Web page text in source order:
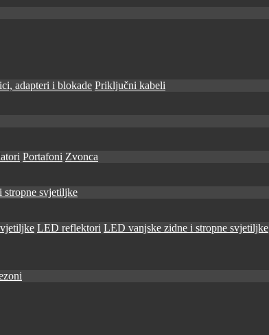
adapteri i blokade Priključni kabeli
Portafoni Zvonca
svjetiljke
LED reflektori LED vanjske zidne i stropne svjetiljke